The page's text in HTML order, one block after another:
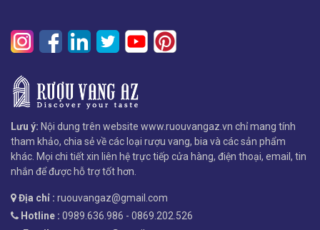
Lưu ý: Nội dung trên website www.ruouvangaz.vn chỉ mang tính
tham khảo, chia sẻ về các loại rượu vang, bia và các sản phẩm
khác. Mọi chi tiết xin liên hệ trực tiếp cửa hàng, điện thoại, email, tin
nhắn để được hỗ trợ tốt hơn.
Địa chỉ : ruouvangaz@gmail.com
Hotline : 0989.636.986 - 0869.202.526